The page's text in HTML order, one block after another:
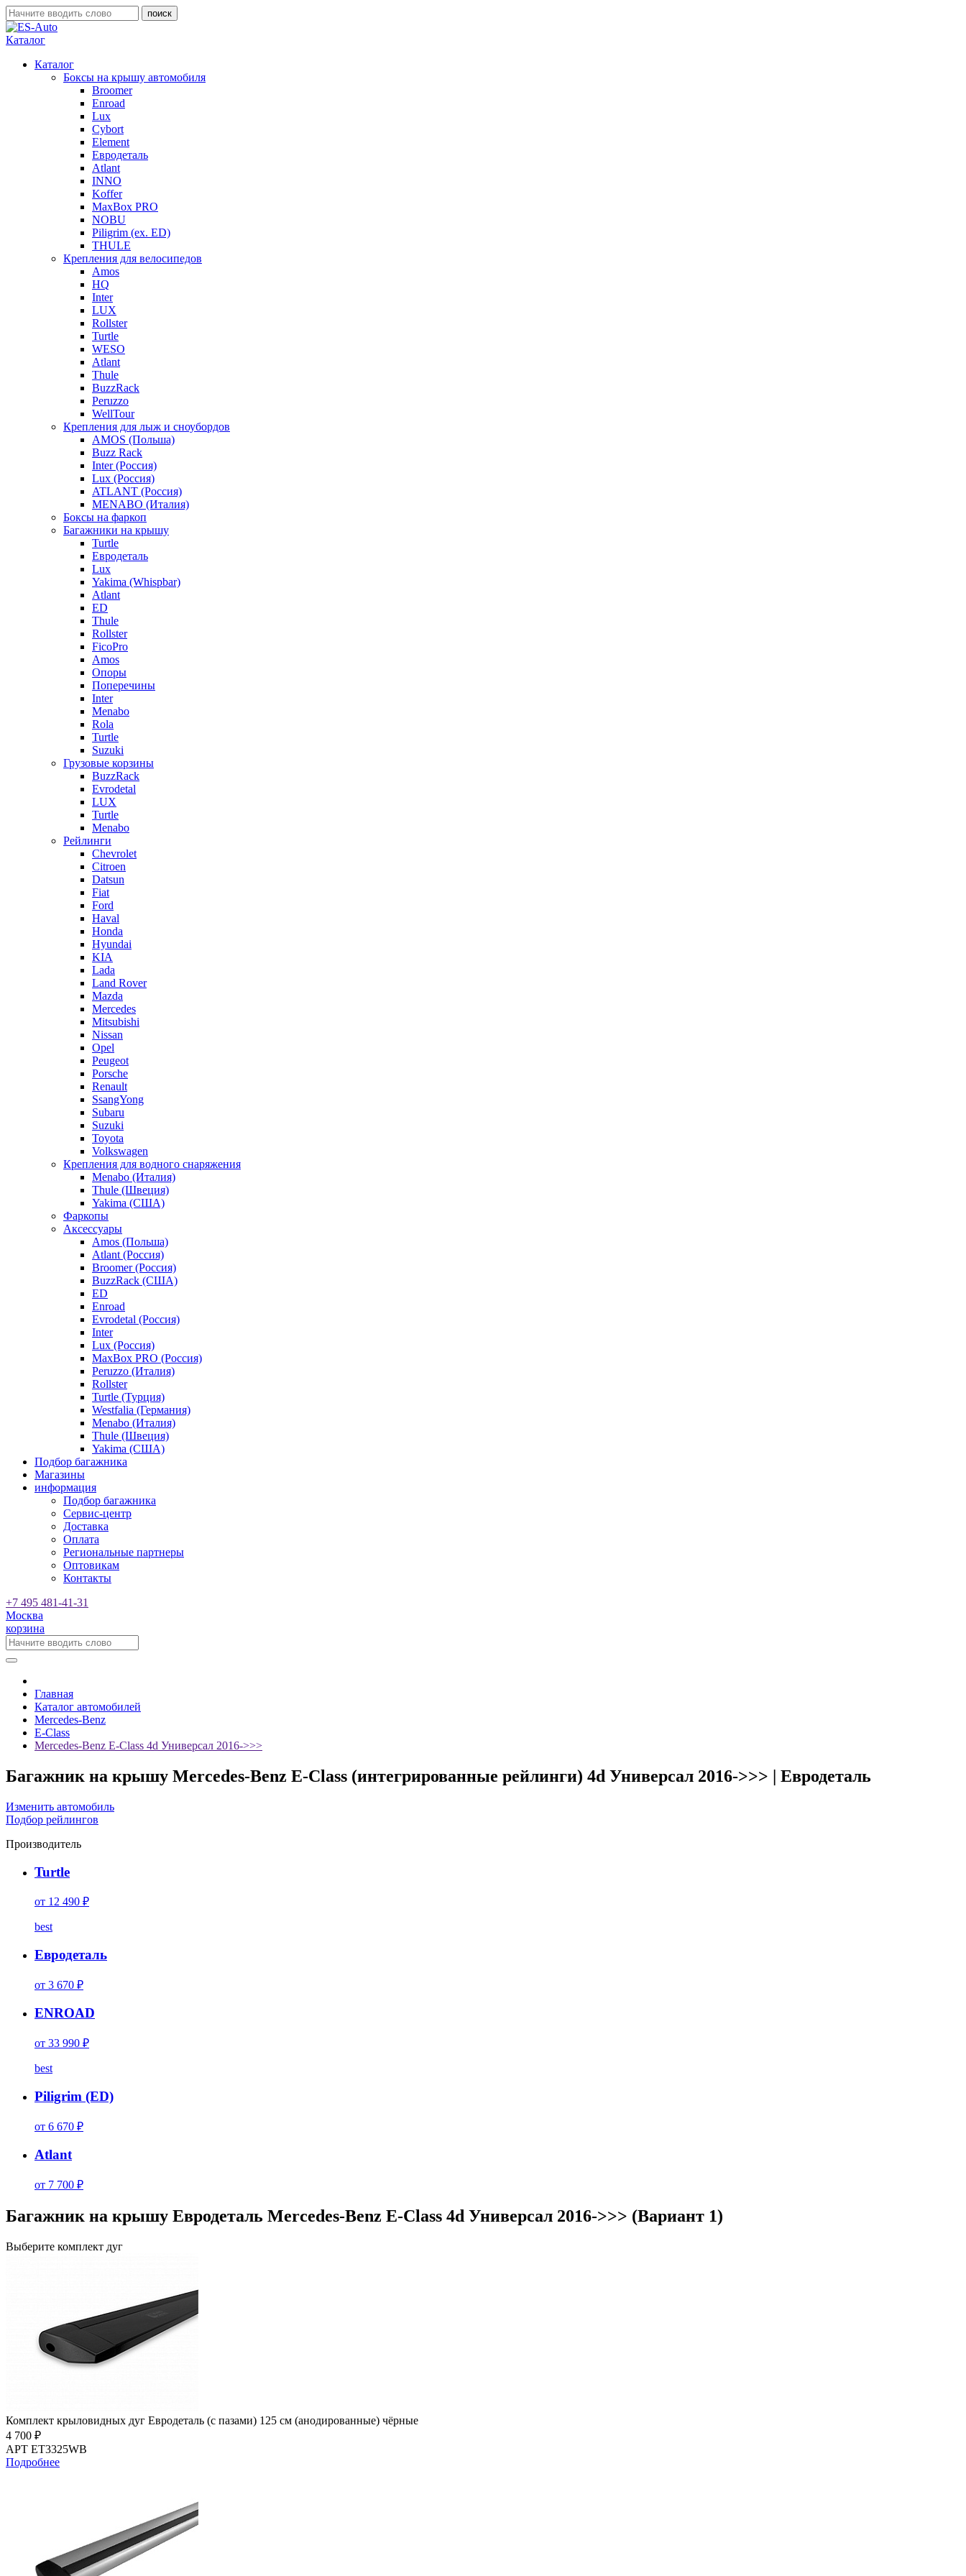
Каталог
Каталог
Боксы на крышу автомобиля
Broomer
Enroad
Lux
Cybort
Element
Евродеталь
Atlant
INNO
Koffer
MaxBox PRO
NOBU
Piligrim (ex. ED)
THULE
Крепления для велосипедов
Amos
HQ
Inter
LUX
Rollster
Turtle
WESO
Atlant
Thule
BuzzRack
Peruzzo
WellTour
Крепления для лыж и сноубордов
AMOS (Польша)
Buzz Rack
Inter (Россия)
Lux (Россия)
ATLANT (Россия)
MENABO (Италия)
Боксы на фаркоп
Багажники на крышу
Turtle
Евродеталь
Lux
Yakima (Whispbar)
Atlant
ED
Thule
Rollster
FicoPro
Amos
Опоры
Поперечины
Inter
Menabo
Rola
Turtle
Suzuki
Грузовые корзины
BuzzRack
Evrodetal
LUX
Turtle
Menabo
Рейлинги
Chevrolet
Citroen
Datsun
Fiat
Ford
Haval
Honda
Hyundai
KIA
Lada
Land Rover
Mazda
Mercedes
Mitsubishi
Nissan
Opel
Peugeot
Porsche
Renault
SsangYong
Subaru
Suzuki
Toyota
Volkswagen
Крепления для водного снаряжения
Menabo (Италия)
Thule (Швеция)
Yakima (США)
Фаркопы
Аксессуары
Amos (Польша)
Atlant (Россия)
Broomer (Россия)
BuzzRack (США)
ED
Enroad
Evrodetal (Россия)
Inter
Lux (Россия)
MaxBox PRO (Россия)
Peruzzo (Италия)
Rollster
Turtle (Турция)
Westfalia (Германия)
Menabo (Италия)
Thule (Швеция)
Yakima (США)
Подбор багажника
Магазины
информация
Подбор багажника
Сервис-центр
Доставка
Оплата
Региональные партнеры
Оптовикам
Контакты
+7 495 481-41-31
Москва
корзина
Главная
Каталог автомобилей
Mercedes-Benz
E-Class
Mercedes-Benz E-Class 4d Универсал 2016->>>
Багажник на крышу Mercedes-Benz E-Class (интегрированные рейлинги) 4d Универсал 2016->>> | Евродеталь
Изменить автомобиль
Подбор рейлингов
Производитель
Turtle
от 12 490 ₽
best
Евродеталь
от 3 670 ₽
ENROAD
от 33 990 ₽
best
Piligrim (ED)
от 6 670 ₽
Atlant
от 7 700 ₽
Багажник на крышу Евродеталь Mercedes-Benz E-Class 4d Универсал 2016->>> (Вариант 1)
Выберите комплект дуг
Комплект крыловидных дуг Евродеталь (с пазами) 125 см (анодированные) чёрные
4 700 ₽
АРТ ET3325WB
Подробнее